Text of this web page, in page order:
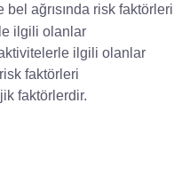
bel ağrısında risk faktörleri
ilgili olanlar
ilgili olanlar
faktörleri
faktörlerdir.